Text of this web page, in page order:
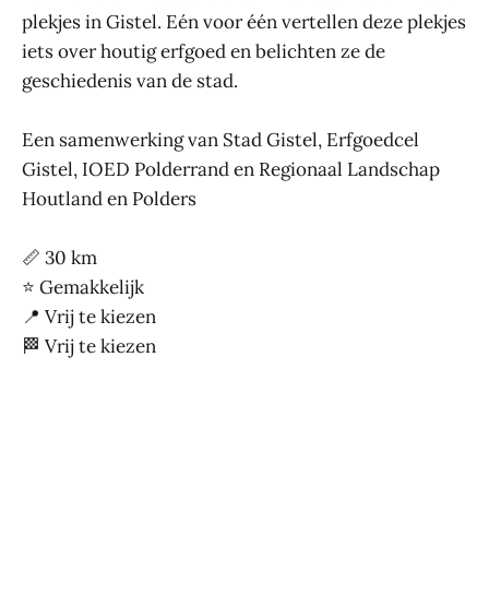
plekjes in Gistel. Eén voor één vertellen deze plekjes
iets over houtig erfgoed en belichten ze de
geschiedenis van de stad.
Een samenwerking van Stad Gistel, Erfgoedcel
Gistel, IOED Polderrand en Regionaal Landschap
Houtland en Polders
📏 30 km
⭐ Gemakkelijk
📍 Vrij te kiezen
🏁 Vrij te kiezen